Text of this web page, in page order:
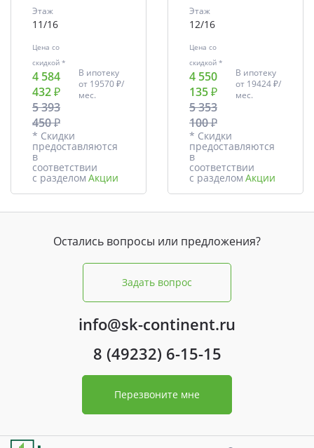
Этаж
11/16
Цена со
скидкой *
4 584
432 ₽
5 393
450 ₽
В ипотеку
от 19570 ₽/
мес.
* Скидки
предоставляются
в
соответствии
с разделом Акции
Этаж
12/16
Цена со
скидкой *
4 550
135 ₽
5 353
100 ₽
В ипотеку
от 19424 ₽/
мес.
* Скидки
предоставляются
в
соответствии
с разделом Акции
Остались вопросы или предложения?
Задать вопрос
info@sk-continent.ru
8 (49232) 6-15-15
Перезвоните мне